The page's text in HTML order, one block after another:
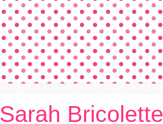
Sarah Bricolette